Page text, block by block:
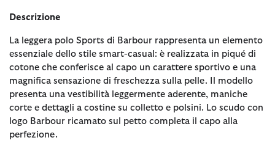
Descrizione
La leggera polo Sports di Barbour rappresenta un elemento
essenziale dello stile smart-casual: è realizzata in piqué di
cotone che conferisce al capo un carattere sportivo e una
magnifica sensazione di freschezza sulla pelle. Il modello
presenta una vestibilità leggermente aderente, maniche
corte e dettagli a costine su colletto e polsini. Lo scudo con
logo Barbour ricamato sul petto completa il capo alla
perfezione.